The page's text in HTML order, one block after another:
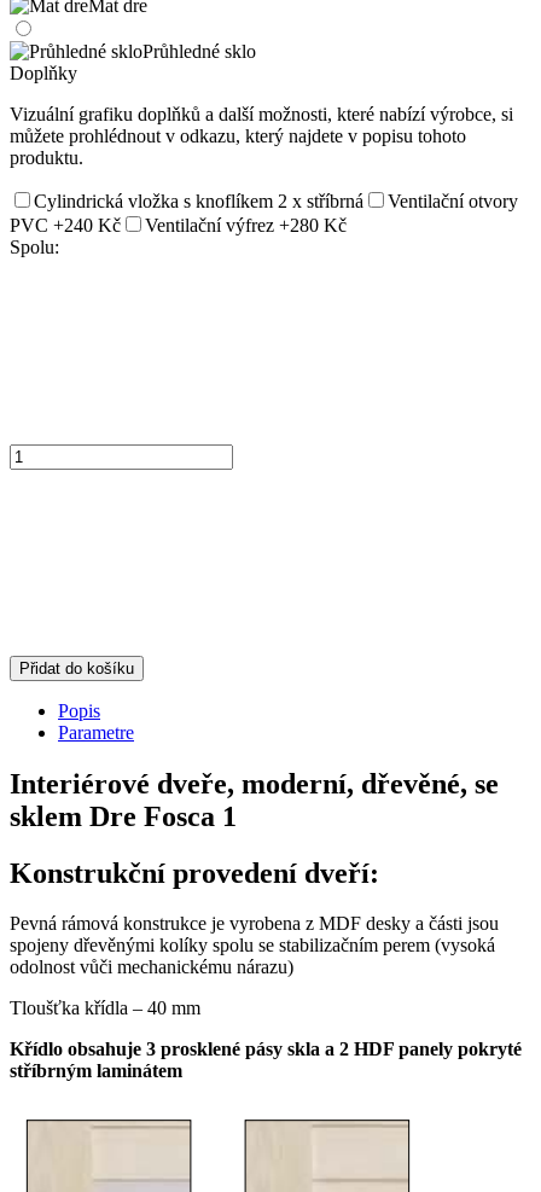
Mat dre
Průhledné sklo
Doplňky
Vizuální grafiku doplňků a další možnosti, které nabízí výrobce, si
můžete prohlédnout v odkazu, který najdete v popisu tohoto
produktu.
Cylindrická vložka s knoflíkem 2 x stříbrná
Ventilační otvory
PVC +240 Kč Ventilační výfrez +280 Kč
Spolu:
Přidat do košíku
Popis
Parametre
Interiérové dveře, moderní, dřevěné, se
sklem Dre Fosca 1
Konstrukční provedení dveří:
Pevná rámová konstrukce je vyrobena z MDF desky a části jsou
spojeny dřevěnými kolíky spolu se stabilizačním perem (vysoká
odolnost vůči mechanickému nárazu)
Tloušťka křídla – 40 mm
Křídlo obsahuje 3 prosklené pásy skla a 2 HDF panely pokryté
stříbrným laminátem